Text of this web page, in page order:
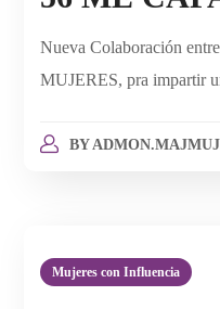
Nueva Colaboración
MUJERES, pra impartir
BY
Mujeres con Influencia